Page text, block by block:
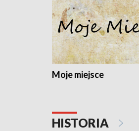
Moje miejsce
HISTORIA